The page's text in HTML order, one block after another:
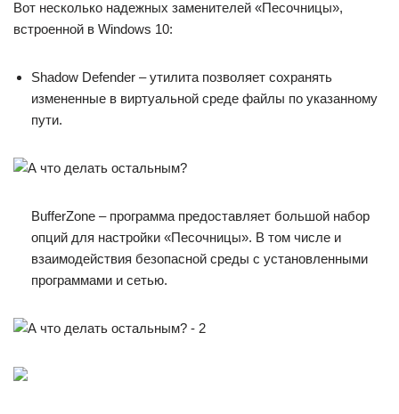
Вот несколько надежных заменителей «Песочницы»,
встроенной в Windows 10:
Shadow Defender – утилита позволяет сохранять
измененные в виртуальной среде файлы по указанному
пути.
BufferZone – программа предоставляет большой набор
опций для настройки «Песочницы». В том числе и
взаимодействия безопасной среды с установленными
программами и сетью.